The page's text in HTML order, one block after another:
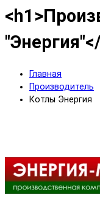
Главная
Производитель
Котлы Энергия